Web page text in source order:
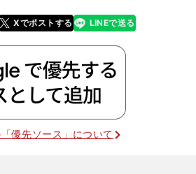
Xでポストする
line LINEで送る
優先ソース」について